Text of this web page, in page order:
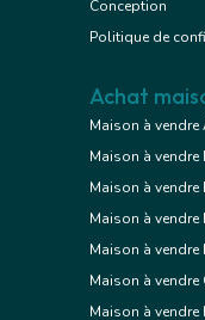
Conception
Politique de
Achat
Maison à vendre
Maison à
Maison à vendre
Maison à
Maison à
Maison à vendre
Maison à vendre